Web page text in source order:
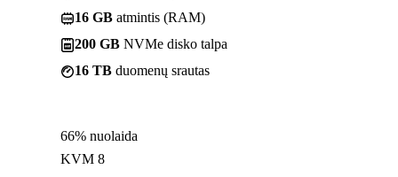
16 GB atmintis (RAM)
200 GB NVMe disko talpa
16 TB duomenų srautas
66% nuolaida
KVM 8